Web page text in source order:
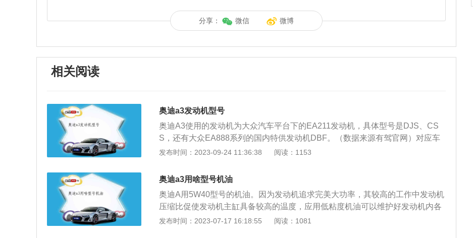
分享： 微信 微博
相关阅读
奥迪a3发动机型号
奥迪A3使用的发动机为大众汽车平台下的EA211发动机，具体型号是DJS、CS
S，还有大众EA888系列的国内特供发动机DBF。（数据来源有驾官网）对应车
型：DJS：奥迪A32019款Limousine35TFSI进取型国VI、奥迪A32019款Sportba
32020款Sportback35TFSI进取型国VI。CSS：奥迪A32018款30周年年型Sportb
ack35TFSI时尚型、奥迪A32018款30周年年型Limousine35TFSI进取型、奥迪A
32018款30周年年型Sportback35TFSI进取型。（数据来源有驾官网）DBF：奥
迪A32018款30周年年型Sportback40TFSI风尚型。（数据来源有驾官网）DJS是
大众发动机的一个版本，DJS是EA211因为国六实施以后作为排放标准的区分，
发布时间：2023-09-24 11:36:38 阅读：1153
奥迪a3用啥型号机油
奥迪A用5W40型号的机油。因为发动机追求完美大功率，其较高的工作中发动机
压缩比促使发动机主缸具备较高的温度，应用低粘度机油可以维护好发动机内各
零部件，制冷零部件以减少软件环境的温度。以下是关于奥迪A3机油的扩展资
发布时间：2023-07-17 16:18:55 阅读：1081